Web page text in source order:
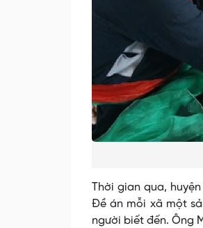
Thời gian qua,
Đề án mỗi xã một
người biết đến. Ông